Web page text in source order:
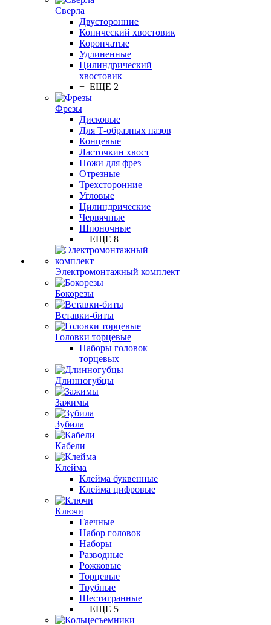
Сверла
Двусторонние
Конический хвостовик
Корончатые
Удлиненные
Цилиндрический
хвостовик
+ ЕЩЕ 2
Фрезы
Дисковые
Для Т-образных пазов
Концевые
Ласточкин хвост
Ножи для фрез
Отрезные
Трехсторонние
Угловые
Цилиндрические
Червячные
Шпоночные
+ ЕЩЕ 8
Электромонтажный комплект
Бокорезы
Вставки-биты
Головки торцевые
Наборы головок
торцевых
Длинногубцы
Зажимы
Зубила
Кабели
Клейма
Клейма буквенные
Клейма цифровые
Ключи
Гаечные
Набор головок
Наборы
Разводные
Рожковые
Торцевые
Трубные
Шестигранные
+ ЕЩЕ 5